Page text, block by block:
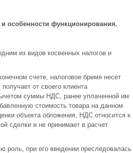
особенности функционирования.
из видов косвенных налогов и
счете, налоговое бремя несет
от своего клиента
суммы НДС, ранее уплаченной им
стоимость товара на данном
объекта обложения, НДС относится к
сделки и не принимает в расчет
роль, при его введении преследовалась